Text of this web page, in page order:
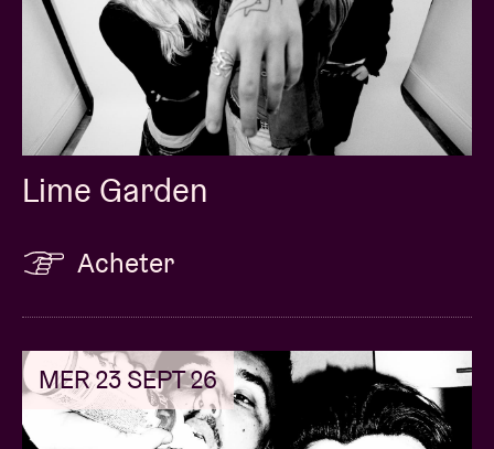
donne un second rendez-vous en salle cette fois, le
vendredi 6 novembre à l’Ancienne Belgique.
Lime Garden
Acheter
MER 23 SEPT 26